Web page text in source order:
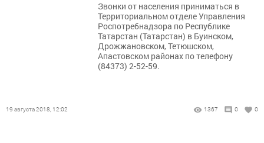
Звонки от населения приниматься в
Территориальном отделе Управления
Роспотребнадзора по Республике
Татарстан (Татарстан) в Буинском,
Дрожжановском, Тетюшском,
Апастовском районах по телефону
(84373) 2-52-59.
19 августа 2018, 12:02 1367 0 0